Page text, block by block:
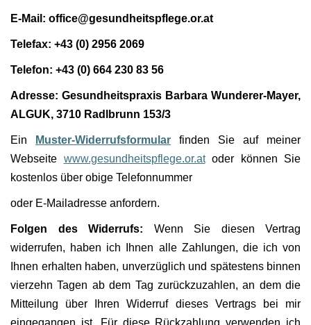
E-Mail: office@gesundheitspflege.or.at
Telefax: +43 (0) 2956 2069
Telefon: +43 (0) 664 230 83 56
Adresse: Gesundheitspraxis Barbara Wunderer-Mayer,
ALGUK, 3710 Radlbrunn 153/3
Ein Muster-Widerrufsformular
finden Sie auf meiner
Webseite www.gesundheitspflege.or.atoder können Sie
kostenlos über obige Telefonnummer
oder E-Mailadresse anfordern.
Folgen des Widerrufs: Wenn Sie diesen Vertrag
widerrufen, haben ich Ihnen alle Zahlungen, die ich von
Ihnen erhalten haben, unverzüglich und spätestens binnen
vierzehn Tagen ab dem Tag zurückzuzahlen, an dem die
Mitteilung über Ihren Widerruf dieses Vertrags bei mir